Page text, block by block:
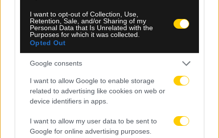
I want to opt-out of Collection, Use,
Retention, Sale, and/or Sharing of my
Personal Data that Is Unrelated with the
Purposes for which it was collected.
Opted Out
Google consents
I want to allow Google to enable storage
related to advertising like cookies on web or
device identifiers in apps.
I want to allow my user data to be sent to
Google for online advertising purposes.
09.08.2026, 17:20
Ολυμπιακός: Ανοίγει ο δρόμος για Μπραγκάνσα
μετά το «αντίο» στη Σπόρτινγκ